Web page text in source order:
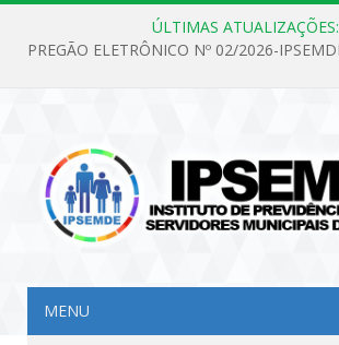
ÚLTIMAS ATUALIZAÇÕES:
MENU